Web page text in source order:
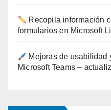
Recopila información
formularios en Microsoft
Mejoras de usabilidad
Microsoft Teams –